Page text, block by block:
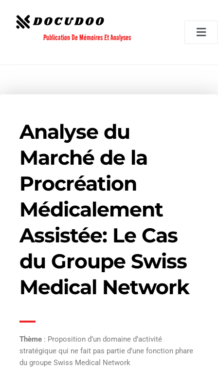
contenu
Publication De Mémoires Et Analyses
Analyse du
Marché de la
Procréation
Médicalement
Assistée: Le Cas
du Groupe Swiss
Medical Network
Thème : Proposition d’un domaine d’activité
stratégique qui ne fait pas partie d’une fonction phare
du groupe Swiss Medical Network